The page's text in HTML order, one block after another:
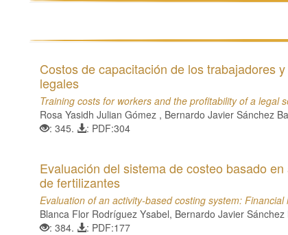
Costos de capacitación de los trabajadores
legales
Training costs for workers and the profitability of a legal
Rosa Yasidh Julian Gómez , Bernardo Javier Sánchez
: 345.
: PDF:304
Evaluación del sistema de costeo basado
de fertilizantes
Evaluation of an activity-based costing system:
Blanca Flor Rodríguez Ysabel, Bernardo Javier Sánchez
: 384.
: PDF:177